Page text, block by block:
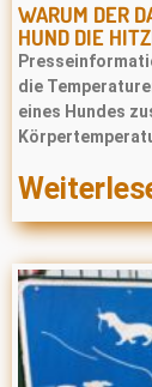
WARUM DER
HUND DIE
die
eines Hundes